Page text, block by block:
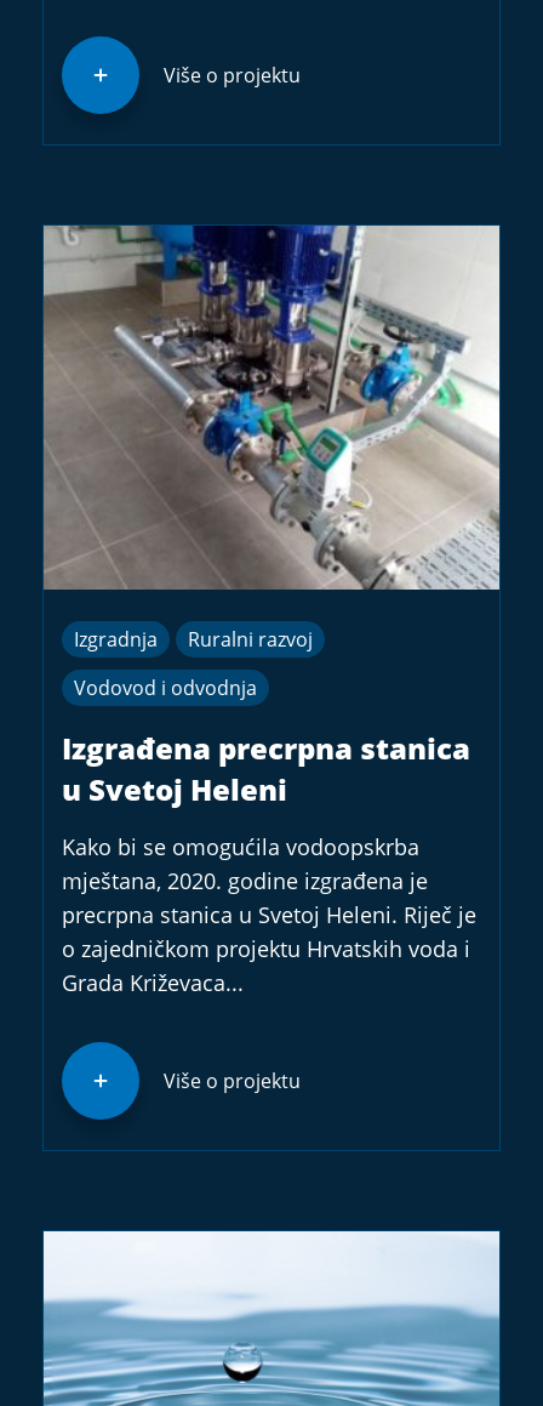
Više o projektu
Izgradnja
Ruralni razvoj
Vodovod i odvodnja
Izgrađena precrpna stanica
u Svetoj Heleni
Kako bi se omogućila vodoopskrba
mještana, 2020. godine izgrađena je
precrpna stanica u Svetoj Heleni. Riječ je
o zajedničkom projektu Hrvatskih voda i
Grada Križevaca...
Više o projektu